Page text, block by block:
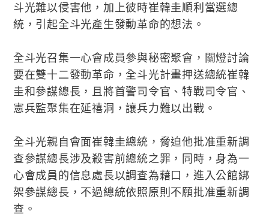
斗光難以侵害他，加上彼時崔韓圭順利當選總
統，引起全斗光產生發動革命的想法。
全斗光召集一心會成員參與秘密聚會，關燈討論
要在雙十二發動革命，全斗光計畫押送總統崔韓
圭和參謀總長，且將首警司令官、特戰司令官、
憲兵監聚集在延禧洞，讓兵力難以出戰。
全斗光親自會面崔韓圭總統，脅迫他批准重新調
查參謀總長涉及殺害前總統之罪，同時，身為一
心會成員的信息處長以調查為藉口，進入公館綁
架參謀總長，不過總統依照原則不願批准重新調
查。